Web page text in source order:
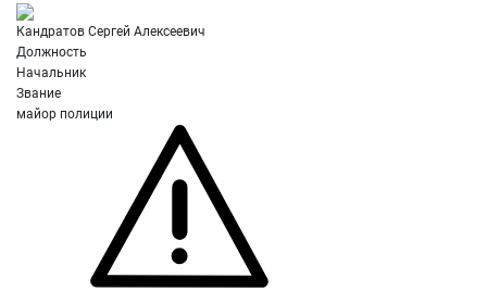
Кандратов Сергей Алексеевич
Должность
Начальник
Звание
майор полиции